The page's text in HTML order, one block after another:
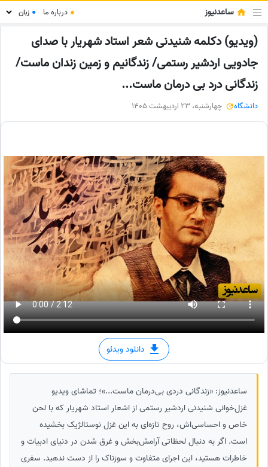
ساعدنیوز ● درباره ما ●
(ویدیو) دکلمه شنیدنی شعر استاد شهریار با صدای
جادویی اردشیر رستمی/ زندگانیم و زمین زندان ماست/
زندگانی درد بی درمان ماست...
دانشگاه چهارشنبه، 23 اردیبهشت 1405
دانلود ویدئو
ساعدنیوز: «زندگانی دردی بی‌درمان ماست...»؛ تماشای ویدیو
غزل‌خوانی شنیدنی اردشیر رستمی از اشعار استاد شهریار که با لحن
خاص و احساسی‌اش، روح تازه‌ای به این غزل نوستالژیک بخشیده
است. اگر به دنبال لحظاتی آرامش‌بخش و غرق شدن در دنیای ادبیات و
خاطرات هستید، این اجرای متفاوت و سوزناک را از دست ندهید. سفری